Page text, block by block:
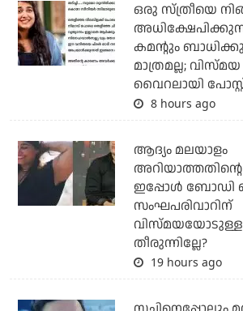
ഒരു സ്ത്രീയെ
കമന്റും
മാത്രമല്ല;
വൈറലായി
8 hours ago
ആദ്യം മലയാളം
ഇപ്പോള്‍ ബോഡി
സംഘപരിവാറിന്
വിസ്മയയോടുള്ള
തീരുന്നില്ലേ?
19 hours ago